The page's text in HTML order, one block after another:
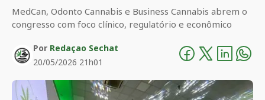
MedCan, Odonto Cannabis e Business Cannabis abrem o
congresso com foco clínico, regulatório e econômico
Por Redaçao Sechat
20/05/2026 21h01